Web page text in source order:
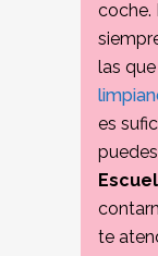
coche.
las
es
te